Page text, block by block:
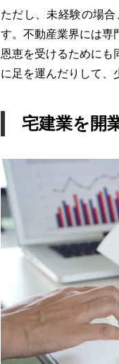
ただし、未経験の場
す。不動産業界には専
恩恵を受けるためにも
に足を運んだりして、
宅建業を開